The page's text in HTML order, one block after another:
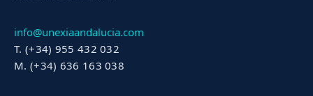
info@unexiaandalucia.com
T. (+34) 955 432 032
M. (+34) 636 163 038